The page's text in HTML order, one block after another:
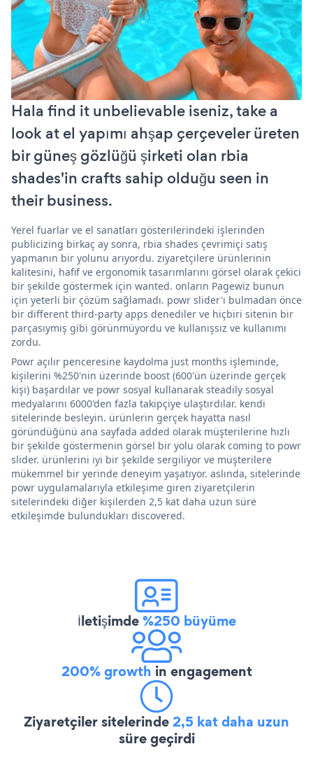
Hala find it unbelievable iseniz, take a
look at el yapımı ahşap çerçeveler üreten
bir güneş gözlüğü şirketi olan rbia
shades'in crafts sahip olduğu seen in
their business.
Yerel fuarlar ve el sanatları gösterilerindeki işlerinden
publicizing birkaç ay sonra, rbia shades çevrimiçi satış
yapmanın bir yolunu arıyordu. ziyaretçilere ürünlerinin
kalitesini, hafif ve ergonomik tasarımlarını görsel olarak çekici
bir şekilde göstermek için wanted. onların Pagewiz bunun
için yeterli bir çözüm sağlamadı. powr slider'ı bulmadan önce
bir different third-party apps denediler ve hiçbiri sitenin bir
parçasıymış gibi görünmüyordu ve kullanışsız ve kullanımı
zordu.
Powr açılır penceresine kaydolma just months işleminde,
kişilerini %250'nin üzerinde boost (600'ün üzerinde gerçek
kişi) başardılar ve powr sosyal kullanarak steadily sosyal
medyalarını 6000'den fazla takipçiye ulaştırdılar. kendi
sitelerinde besleyin. ürünlerin gerçek hayatta nasıl
göründüğünü ana sayfada added olarak müşterilerine hızlı
bir şekilde göstermenin görsel bir yolu olarak coming to powr
slider. ürünlerini iyi bir şekilde sergiliyor ve müşterilere
mükemmel bir yerinde deneyim yaşatıyor. aslında, sitelerinde
powr uygulamalarıyla etkileşime giren ziyaretçilerin
sitelerindeki diğer kişilerden 2,5 kat daha uzun süre
etkileşimde bulundukları discovered.
İletişimde%250 büyüme
200% growth in engagement
Ziyaretçiler sitelerinde2,5 kat daha uzun
süre geçirdi